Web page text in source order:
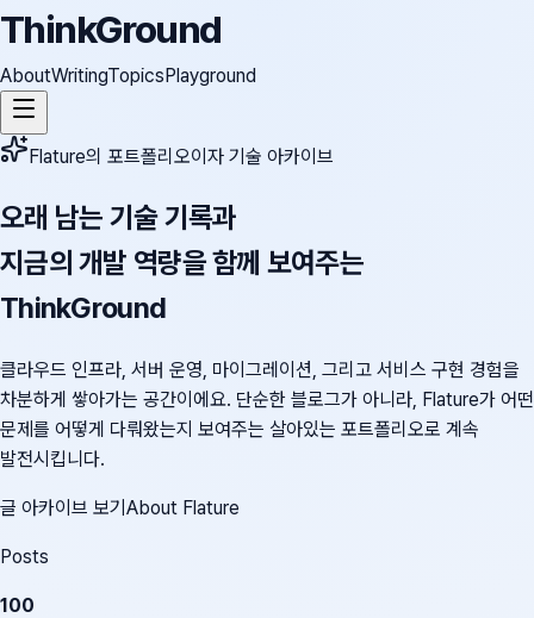
ThinkGround
AboutWritingTopicsPlayground
Flature의 포트폴리오이자 기술 아카이브
오래 남는 기술 기록과
지금의 개발 역량을 함께 보여주는
ThinkGround
클라우드 인프라, 서버 운영, 마이그레이션, 그리고 서비스 구현 경험을
차분하게 쌓아가는 공간이에요. 단순한 블로그가 아니라, Flature가 어떤
문제를 어떻게 다뤄왔는지 보여주는 살아있는 포트폴리오로 계속
발전시킵니다.
글 아카이브 보기 About Flature
Posts
100